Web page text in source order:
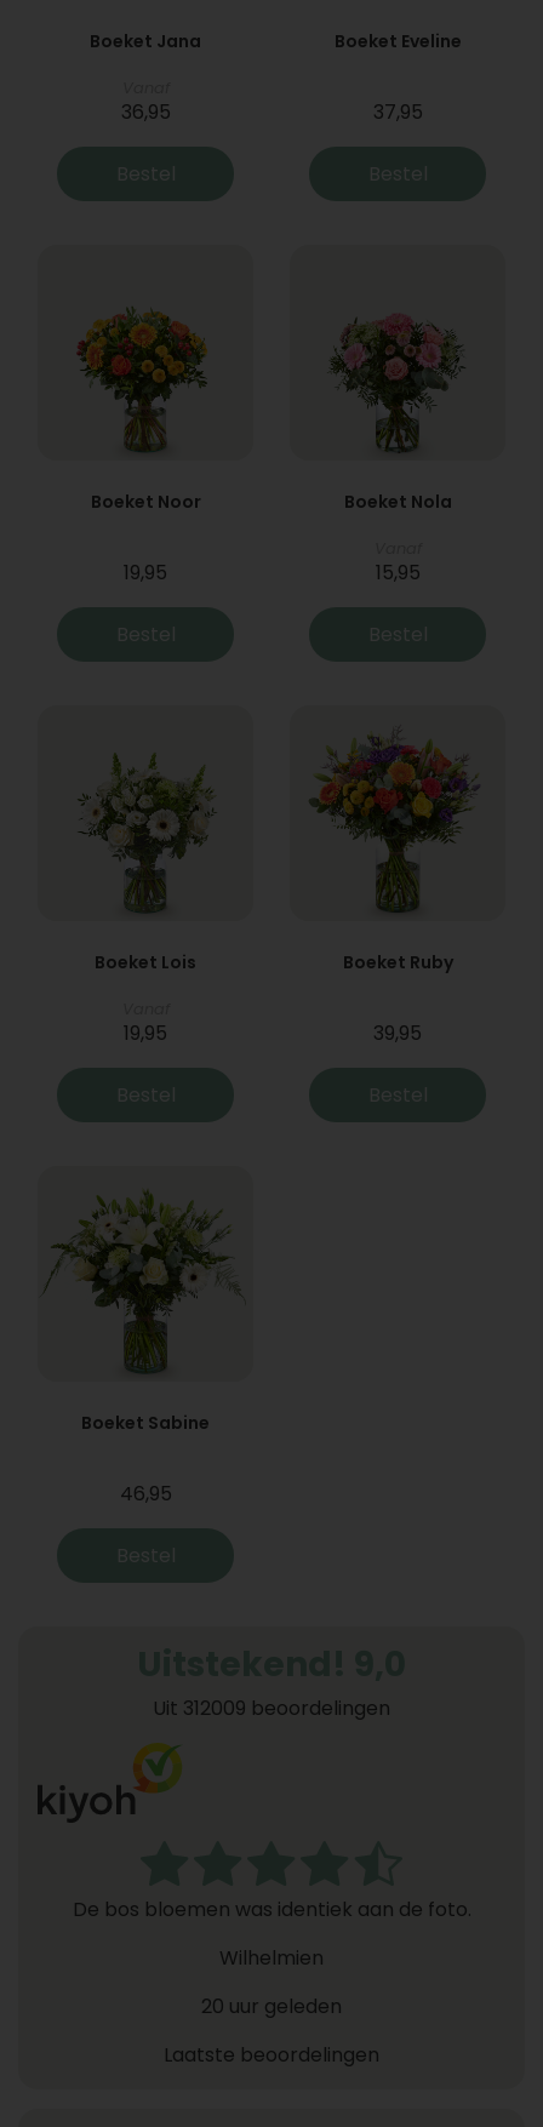
Boeket Jana
36,95
Bestel
Boeket Eveline
37,95
Bestel
Boeket Noor
19,95
Bestel
Boeket Nola
15,95
Bestel
Boeket Lois
19,95
Bestel
Boeket Ruby
39,95
Bestel
Boeket Sabine
46,95
Bestel
Uit 312009 beoordelingen
De bos bloemen was identiek aan de foto.
Wilhelmien
20 uur geleden
Laatste beoordelingen